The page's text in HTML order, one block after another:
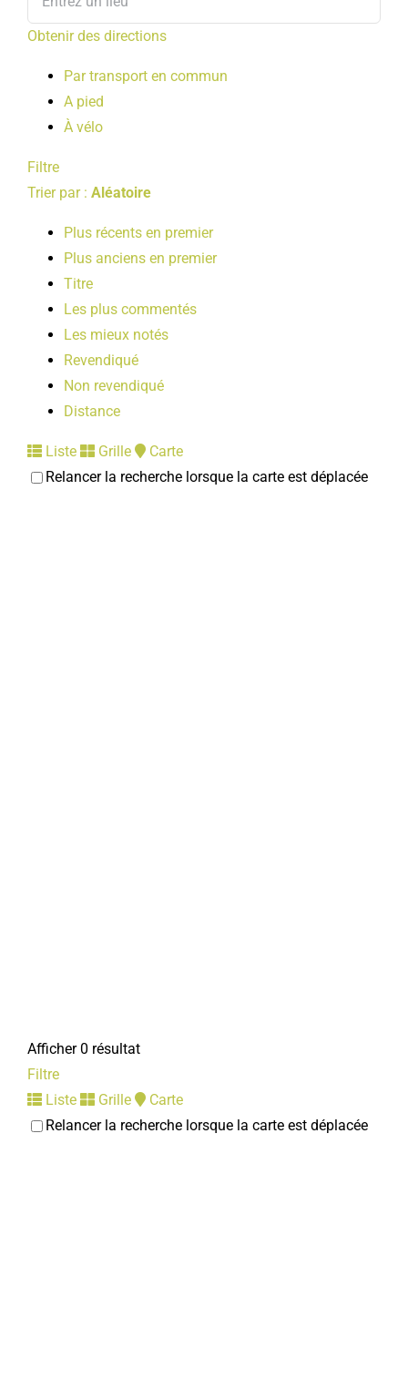
Obtenir des directions
Par transport en commun
A pied
À vélo
Filtre
Trier par : Aléatoire
Plus récents en premier
Plus anciens en premier
Titre
Les plus commentés
Les mieux notés
Revendiqué
Non revendiqué
Distance
Liste Grille
Carte
Relancer la recherche lorsque la carte est déplacée
Afficher 0 résultat
Filtre
Liste
Grille
Carte
Relancer la recherche lorsque la carte est déplacée